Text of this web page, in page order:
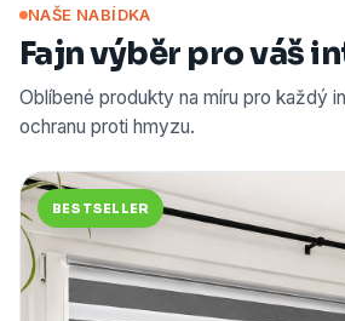
NAŠE NABÍDKA
Fajn výběr pro váš
Oblíbené produkty na míru pro každý
ochranu proti hmyzu.
BESTSELLER